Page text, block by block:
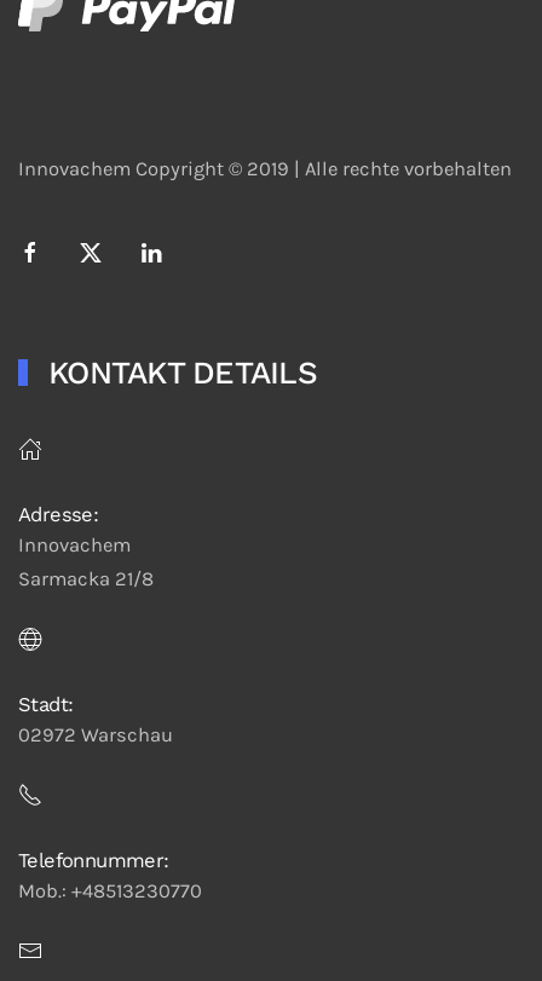
Innovachem Copyright © 2019 | Alle rechte vorbehalten
KONTAKT DETAILS
Adresse:
Innovachem
Sarmacka 21/8
Stadt:
02972 Warschau
Telefonnummer:
Mob.: +48513230770